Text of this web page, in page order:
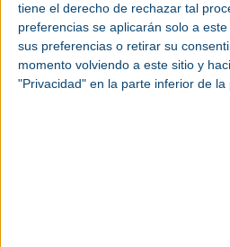
tiene el derecho de rechazar tal
preferencias se aplicarán solo a
sus preferencias o retirar su
momento volviendo a este sitio y
"Privacidad" en la parte inferior de la
Compresores de aire y
El aire comprimido se